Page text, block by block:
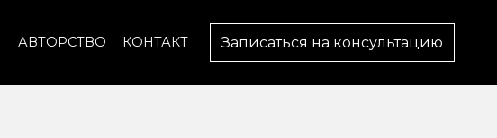
АВТОРСТВО КОНТАКТ Записаться на консультацию